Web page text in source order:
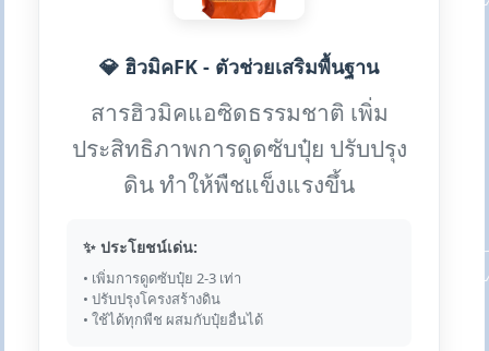
💎 ฮิวมิคFK - ตัวช่วยเสริมพื้นฐาน
สารฮิวมิคแอซิดธรรมชาติ เพิ่ม
ประสิทธิภาพการดูดซับปุ๋ย ปรับปรุง
ดิน ทำให้พืชแข็งแรงขึ้น
✨ ประโยชน์เด่น:
• เพิ่มการดูดซับปุ๋ย 2-3 เท่า
• ปรับปรุงโครงสร้างดิน
• ใช้ได้ทุกพืช ผสมกับปุ๋ยอื่นได้